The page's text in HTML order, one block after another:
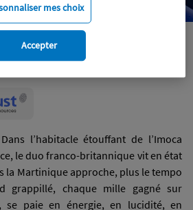
l’habitacle étouffant de l’Imoca
le duo franco-britannique vit en état
la Martinique approche, plus le tempo
grappillé, chaque mille gagné sur
se paie en énergie, en lucidité, en
mes choix
Accepter